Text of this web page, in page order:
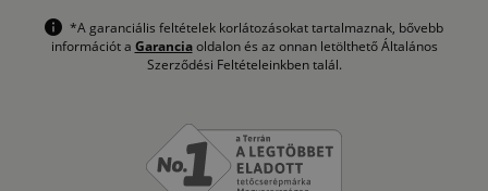
*A garanciális feltételek korlátozásokat tartalmaznak, bővebb
információt a Garanciaoldalon és az onnan letölthető Általános
Szerződési Feltételeinkben talál.